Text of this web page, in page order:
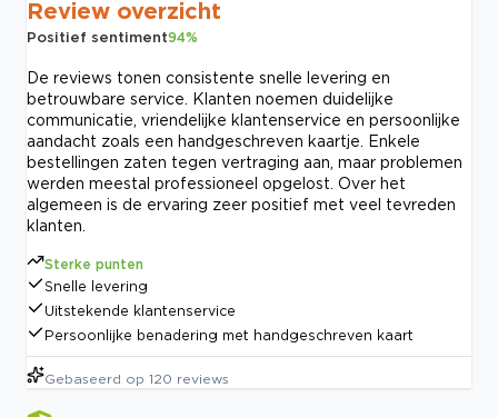
Review overzicht
Positief sentiment94%
De reviews tonen consistente snelle levering en
betrouwbare service. Klanten noemen duidelijke
communicatie, vriendelijke klantenservice en persoonlijke
aandacht zoals een handgeschreven kaartje. Enkele
bestellingen zaten tegen vertraging aan, maar problemen
werden meestal professioneel opgelost. Over het
algemeen is de ervaring zeer positief met veel tevreden
klanten.
Sterke punten
Snelle levering
Uitstekende klantenservice
Persoonlijke benadering met handgeschreven kaart
Gebaseerd op 120 reviews